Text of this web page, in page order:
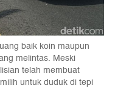
baik koin maupun
melintas. Meski
telah membuat
untuk duduk di tepi